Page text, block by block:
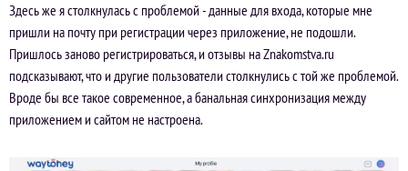
Здесь же я столкнулась с проблемой - данные для входа, которые мне
пришли на почту при регистрации через приложение, не подошли.
Пришлось заново регистрироваться, и отзывы на Znakomstva.ru
подсказывают, что и другие пользователи столкнулись с той же проблемой.
Вроде бы все такое современное, а банальная синхронизация между
приложением и сайтом не настроена.